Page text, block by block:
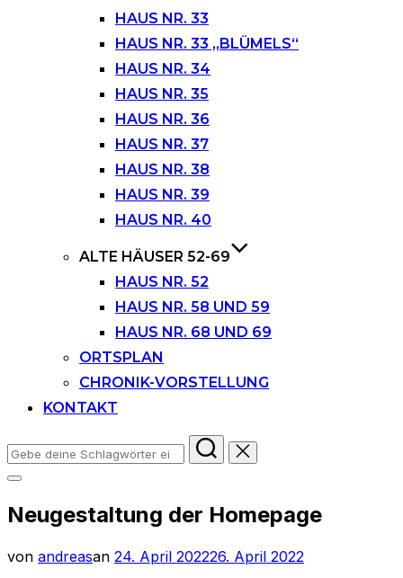
HAUS NR. 33
HAUS NR. 33 „BLÜMELS“
HAUS NR. 34
HAUS NR. 35
HAUS NR. 36
HAUS NR. 37
HAUS NR. 38
HAUS NR. 39
HAUS NR. 40
ALTE HÄUSER 52-69
HAUS NR. 52
HAUS NR. 58 UND 59
HAUS NR. 68 UND 69
ORTSPLAN
CHRONIK-VORSTELLUNG
KONTAKT
Suchen
nach:
Seitenleiste
Navigation
umschalten
Neugestaltung der Homepage
von andreasan Veröffentlicht
24. April 202226. April 2022